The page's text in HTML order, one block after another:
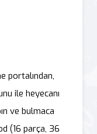
portalından,
ile heyecanı
ve bulmaca
(16 parça, 36